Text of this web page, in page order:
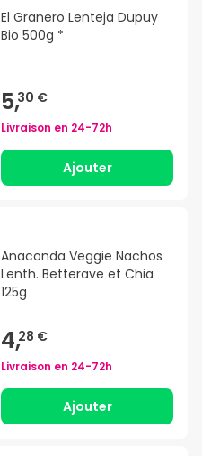
El Granero Lenteja Dupuy
Bio 500g *
5,30 €
Livraison en 24-72h
Ajouter
Anaconda Veggie Nachos
Lenth. Betterave et Chia
125g
4,28 €
Livraison en 24-72h
Ajouter